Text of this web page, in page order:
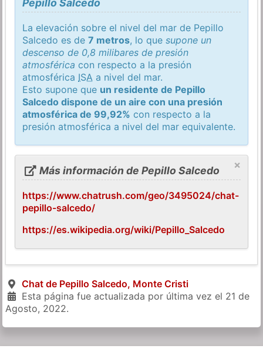
La elevación sobre el nivel del mar de Pepillo
Salcedo es de7 metros, lo quesupone un
descenso de 0,8 milibares de presión
atmosférica con respecto a la presión
atmosférica ISA a nivel del mar.
Esto supone que un residente de Pepillo
Salcedo dispone de un aire con una presión
atmosférica de 99,92% con respecto a la
presión atmosférica a nivel del mar equivalente.
×
Más información de Pepillo Salcedo
https://www.chatrush.com/geo/3495024/chat-
pepillo-salcedo/
https://es.wikipedia.org/wiki/Pepillo_Salcedo
Chat de Pepillo Salcedo, Monte Cristi
Esta página fue actualizada por última vez el 21 de
Agosto, 2022.